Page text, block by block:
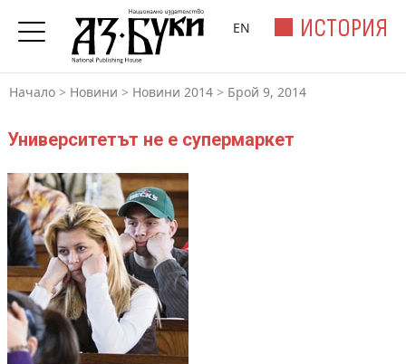
ИСТОРИЯ
EN
Начало > Новини > Новини 2014 > Брой 9, 2014
Университетът не е супермаркет